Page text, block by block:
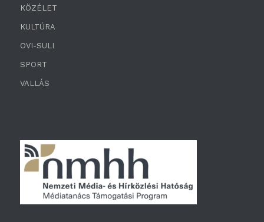
KÖZÉLET
KULTÚRA
OVI-SULI
SPORT
VALLÁS